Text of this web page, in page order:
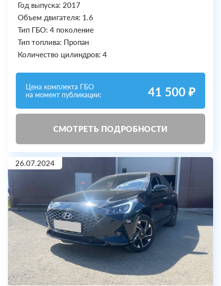
Год выпуска: 2017
Объем двигателя: 1.6
Тип ГБО: 4 поколение
Тип топлива: Пропан
Количество цилиндров: 4
Цена комплекта ГБО
на момент публикации:
41 500 ₽
СМОТРЕТЬ ПОДРОБНОСТИ
26.07.2024